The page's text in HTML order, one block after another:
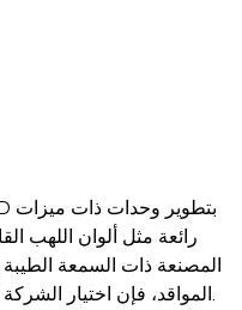
رائعة مثل ألوان اللهب
المصنعة ذات السمعة
المواقد، فإن اختيار الشركة المصنعة المناسبة يسهل عملية التثبيت ويضمن أن المنتج النهائي يتوافق مع كل من التصميم والتوقعات الوظيفية.